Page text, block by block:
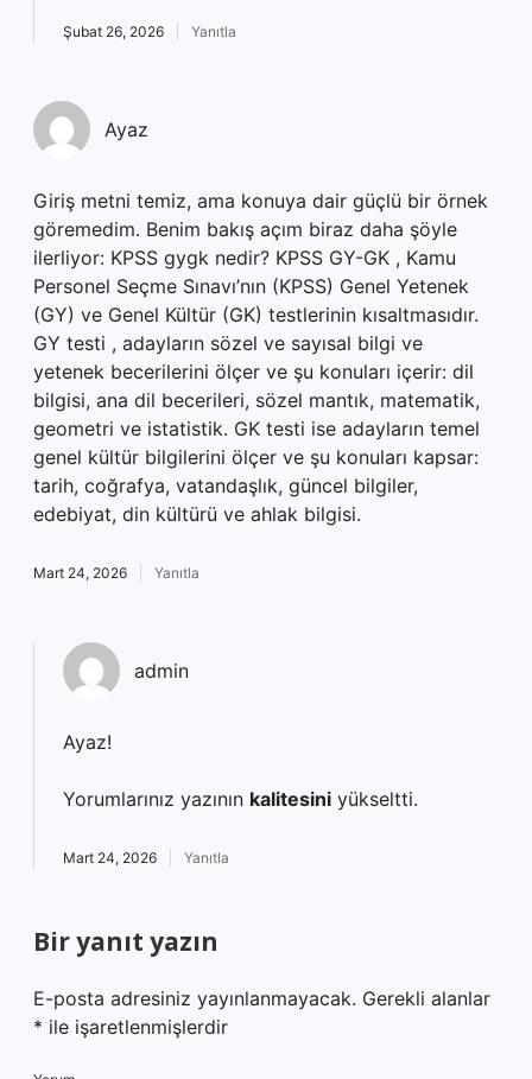
Şubat 26, 2026 Yanıtla
Ayaz
Giriş metni temiz, ama konuya dair güçlü bir örnek
göremedim. Benim bakış açım biraz daha şöyle
ilerliyor: KPSS gygk nedir? KPSS GY-GK , Kamu
Personel Seçme Sınavı’nın (KPSS) Genel Yetenek
(GY) ve Genel Kültür (GK) testlerinin kısaltmasıdır.
GY testi , adayların sözel ve sayısal bilgi ve
yetenek becerilerini ölçer ve şu konuları içerir: dil
bilgisi, ana dil becerileri, sözel mantık, matematik,
geometri ve istatistik. GK testi ise adayların temel
genel kültür bilgilerini ölçer ve şu konuları kapsar:
tarih, coğrafya, vatandaşlık, güncel bilgiler,
edebiyat, din kültürü ve ahlak bilgisi.
Mart 24, 2026 Yanıtla
admin
Ayaz!
Yorumlarınız yazının kalitesini yükseltti.
Mart 24, 2026 Yanıtla
Bir yanıt yazın
E-posta adresiniz yayınlanmayacak. Gerekli alanlar
* ile işaretlenmişlerdir